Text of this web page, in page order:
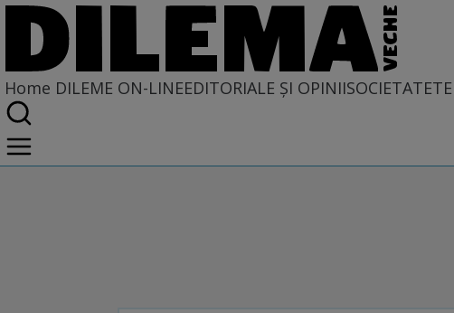
Home DILEME ON-LINEEDITORIALE ȘI OPINIISOCIETATE